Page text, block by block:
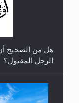
هل من الصحيح
الرجل المقتول؟